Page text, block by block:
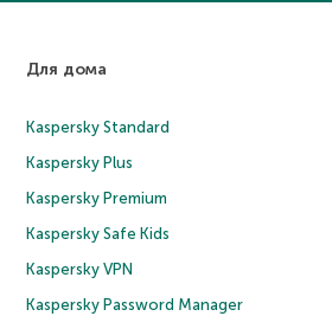
Для дома
Kaspersky Standard
Kaspersky Plus
Kaspersky Premium
Kaspersky Safe Kids
Kaspersky VPN
Kaspersky Password Manager